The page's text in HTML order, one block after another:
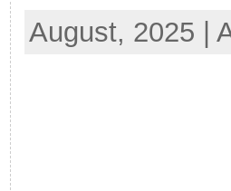
August, 2025 |